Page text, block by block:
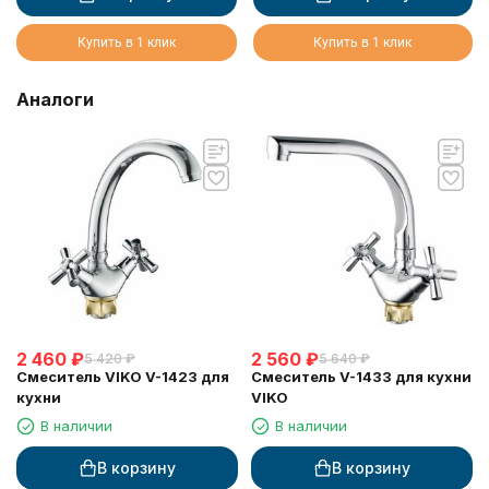
мрамор
Купить в 1 клик Купить в 1 клик
Аналоги
2 460 ₽5 420 ₽
Смеситель VIKO V-1423 для
кухни
В наличии
В корзину
2 560 ₽5 640 ₽
Смеситель V-1433 для кухни
VIKO
В наличии
В корзину